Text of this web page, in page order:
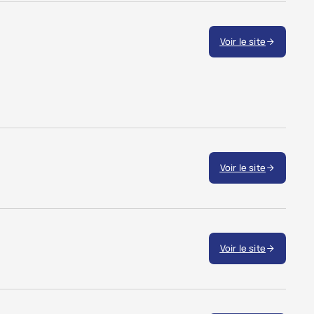
Voir le site
Voir le site
Voir le site